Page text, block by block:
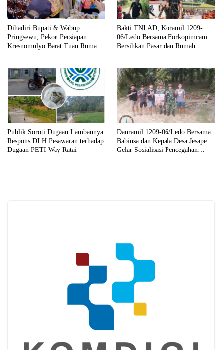
Dihadiri Bupati & Wabup
Pringsewu, Pekon Persiapan
Kresnomulyo Barat Tuan Rumah
Bakti TNI AD, Koramil 1209-
06/Ledo Bersama Forkopimcam
Bersihkan Pasar dan Rumah
Publik Soroti Dugaan Lambannya
Respons DLH Pesawaran terhadap
Dugaan PETI Way Ratai
Danramil 1209-06/Ledo Bersama
Babinsa dan Kepala Desa Jesape
Gelar Sosialisasi Pencegahan